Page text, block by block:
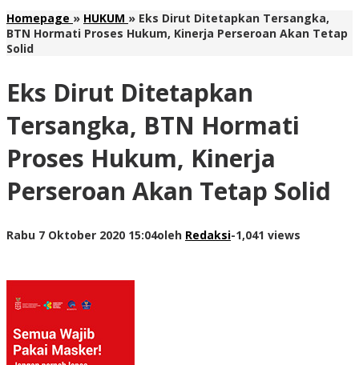
Homepage » HUKUM » Eks Dirut Ditetapkan Tersangka,
BTN Hormati Proses Hukum, Kinerja Perseroan Akan Tetap
Solid
Eks Dirut Ditetapkan
Tersangka, BTN Hormati
Proses Hukum, Kinerja
Perseroan Akan Tetap Solid
Rabu 7 Oktober 2020 15:04oleh Redaksi-1,041 views